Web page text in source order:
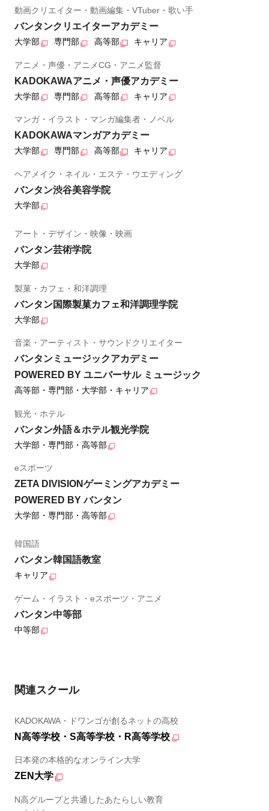
動画クリエイター・動画編集・VTuber・歌い手
バンタンクリエイターアカデミー
大学部 専門部 高等部 キャリア
アニメ・声優・アニメCG・アニメ監督
KADOKAWAアニメ・声優アカデミー
大学部 専門部 高等部 キャリア
マンガ・イラスト・マンガ編集者・ノベル
KADOKAWAマンガアカデミー
大学部 専門部 高等部 キャリア
ヘアメイク・ネイル・エステ・ウエディング
バンタン渋谷美容学院
大学部
アート・デザイン・映像・映画
バンタン芸術学院
大学部
製菓・カフェ・和洋調理
バンタン国際製菓カフェ和洋調理学院
大学部
音楽・アーティスト・サウンドクリエイター
バンタンミュージックアカデミー
POWERED BY ユニバーサル ミュージック
高等部・専門部・大学部・キャリア
観光・ホテル
バンタン外語＆ホテル観光学院
大学部・専門部・高等部
eスポーツ
ZETA DIVISIONゲーミングアカデミー
POWERED BY バンタン
大学部・専門部・高等部
韓国語
バンタン韓国語教室
キャリア
ゲーム・イラスト・eスポーツ・アニメ
バンタン中等部
中等部
関連スクール
KADOKAWA・ドワンゴが創るネットの高校
N高等学校・S高等学校・R高等学校
日本発の本格的なオンライン大学
ZEN大学
N高グループと共通したあたらしい教育